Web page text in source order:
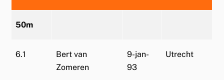
50m
6.1
Bert van
Zomeren
9-jan-
93
Utrecht